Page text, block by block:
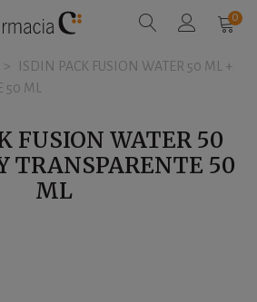
0
>
ISDIN PACK FUSION WATER 50 ML +
ML
FUSION WATER 50
TRANSPARENTE 50
ML